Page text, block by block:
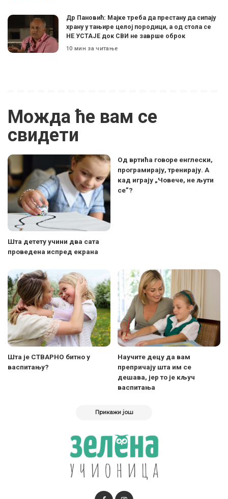
Др Пановић: Мајке треба да престану да сипају
храну у тањире целој породици, а од стола се
НЕ УСТАЈЕ док СВИ не заврше оброк
10 мин за читање
Можда ће вам се
свидети
Шта детету учини два сата
проведена испред екрана
Од вртића говоре енглески,
програмирају, тренирају. А
кад играју „Човече, не љути
се”?
Шта је СТВАРНО битно у
васпитању?
Научите децу да вам
препричају шта им се
дешава, јер то је кључ
васпитања
Прикажи још